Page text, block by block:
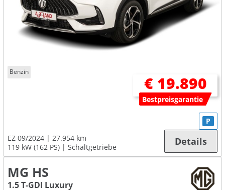
Benzin
€ 19.890
Bestpreisgarantie
EZ 09/2024
27.954 km
119 kW (162 PS)
Schaltgetriebe
P
Details
MG HS
1.5 T-GDI Luxury